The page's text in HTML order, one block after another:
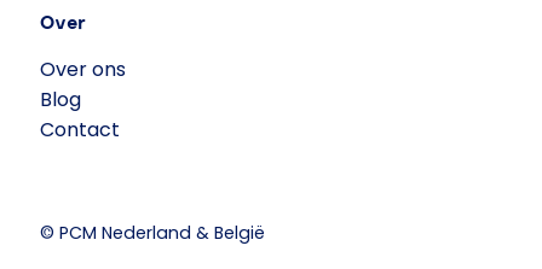
Over
Over ons
Blog
Contact
© PCM Nederland & België